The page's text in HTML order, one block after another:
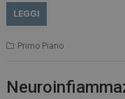
LEGGI
Primo Piano